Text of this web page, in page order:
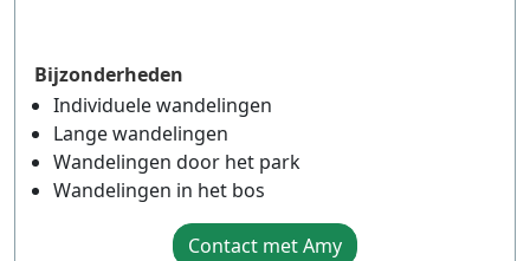
Bijzonderheden
Individuele wandelingen
Lange wandelingen
Wandelingen door het park
Wandelingen in het bos
Contact met Amy